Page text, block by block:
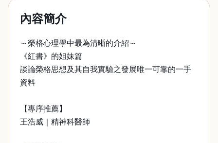
內容簡介
～榮格心理學中最為清晰的介紹～
《紅書》的姐妹篇
談論榮格思想及其自我實驗之發展唯一可靠的一手
資料
【專序推薦】
王浩威｜精神科醫師